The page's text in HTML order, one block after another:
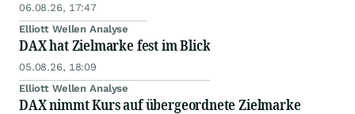
06.08.26, 17:47
Elliott Wellen Analyse
DAX hat Zielmarke fest im Blick
05.08.26, 18:09
Elliott Wellen Analyse
DAX nimmt Kurs auf übergeordnete Zielmarke